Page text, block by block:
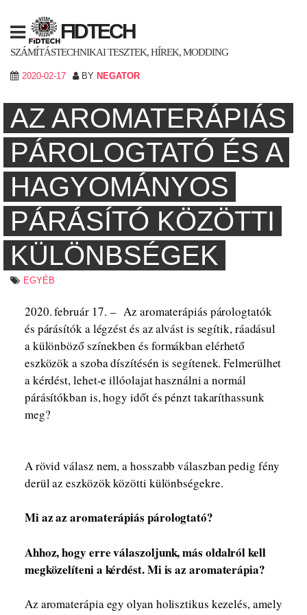
content
FIDTECH
SZÁMÍTÁSTECHNIKAI TESZTEK, HÍREK, MODDING
2020-02-17 BY NEGATOR
AZ AROMATERÁPIÁS
PÁROLOGTATÓ ÉS A
HAGYOMÁNYOS
PÁRÁSÍTÓ KÖZÖTTI
KÜLÖNBSÉGEK
EGYÉB
2020. február 17. – Az aromaterápiás párologtatók
és párásítók a légzést és az alvást is segítik, ráadásul
a különböző színekben és formákban elérhető
eszközök a szoba díszítésén is segítenek. Felmerülhet
a kérdést, lehet-e illóolajat használni a normál
párásítókban is, hogy időt és pénzt takaríthassunk
meg?
A rövid válasz nem, a hosszabb válaszban pedig fény
derül az eszközök közötti különbségekre.
Mi az az aromaterápiás párologtató?
Ahhoz, hogy erre válaszoljunk, más oldalról kell
megközelíteni a kérdést. Mi is az aromaterápia?
Az aromaterápia egy olyan holisztikus kezelés, amely